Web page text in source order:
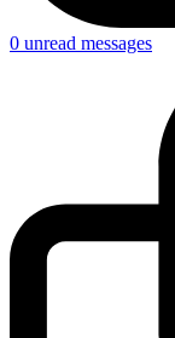
0 unread messages